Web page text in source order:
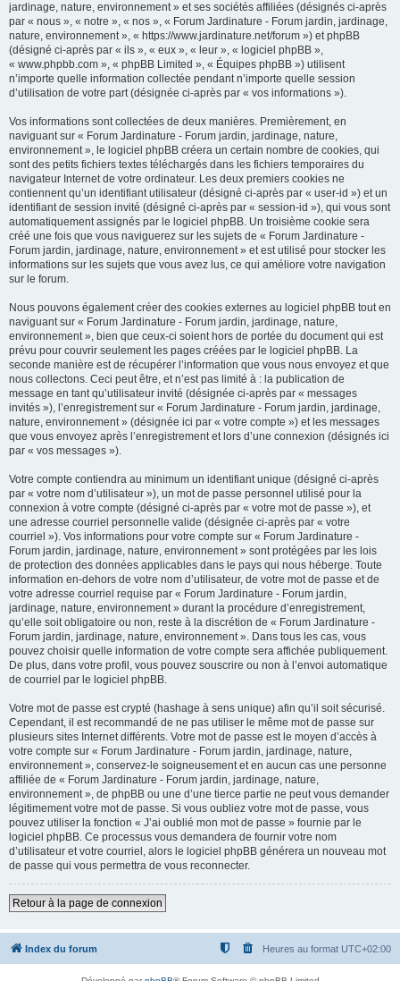
jardinage, nature, environnement » et ses sociétés affiliées (désignés ci-après
par « nous », « notre », « nos », « Forum Jardinature - Forum jardin, jardinage,
nature, environnement », « https://www.jardinature.net/forum ») et phpBB
(désigné ci-après par « ils », « eux », « leur », « logiciel phpBB »,
« www.phpbb.com », « phpBB Limited », « Équipes phpBB ») utilisent
n’importe quelle information collectée pendant n’importe quelle session
d’utilisation de votre part (désignée ci-après par « vos informations »).
Vos informations sont collectées de deux manières. Premièrement, en
naviguant sur « Forum Jardinature - Forum jardin, jardinage, nature,
environnement », le logiciel phpBB créera un certain nombre de cookies, qui
sont des petits fichiers textes téléchargés dans les fichiers temporaires du
navigateur Internet de votre ordinateur. Les deux premiers cookies ne
contiennent qu’un identifiant utilisateur (désigné ci-après par « user-id ») et un
identifiant de session invité (désigné ci-après par « session-id »), qui vous sont
automatiquement assignés par le logiciel phpBB. Un troisième cookie sera
créé une fois que vous naviguerez sur les sujets de « Forum Jardinature -
Forum jardin, jardinage, nature, environnement » et est utilisé pour stocker les
informations sur les sujets que vous avez lus, ce qui améliore votre navigation
sur le forum.
Nous pouvons également créer des cookies externes au logiciel phpBB tout en
naviguant sur « Forum Jardinature - Forum jardin, jardinage, nature,
environnement », bien que ceux-ci soient hors de portée du document qui est
prévu pour couvrir seulement les pages créées par le logiciel phpBB. La
seconde manière est de récupérer l’information que vous nous envoyez et que
nous collectons. Ceci peut être, et n’est pas limité à : la publication de
message en tant qu’utilisateur invité (désignée ci-après par « messages
invités »), l’enregistrement sur « Forum Jardinature - Forum jardin, jardinage,
nature, environnement » (désignée ici par « votre compte ») et les messages
que vous envoyez après l’enregistrement et lors d’une connexion (désignés ici
par « vos messages »).
Votre compte contiendra au minimum un identifiant unique (désigné ci-après
par « votre nom d’utilisateur »), un mot de passe personnel utilisé pour la
connexion à votre compte (désigné ci-après par « votre mot de passe »), et
une adresse courriel personnelle valide (désignée ci-après par « votre
courriel »). Vos informations pour votre compte sur « Forum Jardinature -
Forum jardin, jardinage, nature, environnement » sont protégées par les lois
de protection des données applicables dans le pays qui nous héberge. Toute
information en-dehors de votre nom d’utilisateur, de votre mot de passe et de
votre adresse courriel requise par « Forum Jardinature - Forum jardin,
jardinage, nature, environnement » durant la procédure d’enregistrement,
qu’elle soit obligatoire ou non, reste à la discrétion de « Forum Jardinature -
Forum jardin, jardinage, nature, environnement ». Dans tous les cas, vous
pouvez choisir quelle information de votre compte sera affichée publiquement.
De plus, dans votre profil, vous pouvez souscrire ou non à l’envoi automatique
de courriel par le logiciel phpBB.
Votre mot de passe est crypté (hashage à sens unique) afin qu’il soit sécurisé.
Cependant, il est recommandé de ne pas utiliser le même mot de passe sur
plusieurs sites Internet différents. Votre mot de passe est le moyen d’accès à
votre compte sur « Forum Jardinature - Forum jardin, jardinage, nature,
environnement », conservez-le soigneusement et en aucun cas une personne
affiliée de « Forum Jardinature - Forum jardin, jardinage, nature,
environnement », de phpBB ou une d’une tierce partie ne peut vous demander
légitimement votre mot de passe. Si vous oubliez votre mot de passe, vous
pouvez utiliser la fonction « J’ai oublié mon mot de passe » fournie par le
logiciel phpBB. Ce processus vous demandera de fournir votre nom
d’utilisateur et votre courriel, alors le logiciel phpBB générera un nouveau mot
de passe qui vous permettra de vous reconnecter.
Retour à la page de connexion
Index du forum Heures au format UTC+02:00